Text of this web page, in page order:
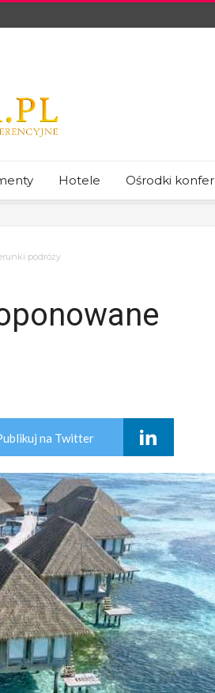
Hotele Ośrodki
podróży
na Twitter